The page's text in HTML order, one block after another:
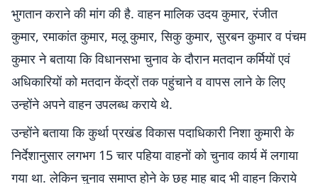
भुगतान कराने की मांग की है. वाहन मालिक उदय कुमार, रंजीत
कुमार, रमाकांत कुमार, मलू कुमार, सिकु कुमार, सुरबन कुमार व पंचम
कुमार ने बताया कि विधानसभा चुनाव के दौरान मतदान कर्मियों एवं
अधिकारियों को मतदान केंद्रों तक पहुंचाने व वापस लाने के लिए
उन्होंने अपने वाहन उपलब्ध कराये थे.
उन्होंने बताया कि कुर्था प्रखंड विकास पदाधिकारी निशा कुमारी के
निर्देशानुसार लगभग 15 चार पहिया वाहनों को चुनाव कार्य में लगाया
गया था. लेकिन चुनाव समाप्त होने के छह माह बाद भी वाहन किराये